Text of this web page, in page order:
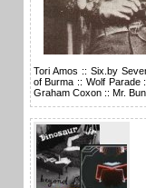
Tori Amos :: Six.by
of Burma :: Wolf Parade
Graham Coxon:: Mr.